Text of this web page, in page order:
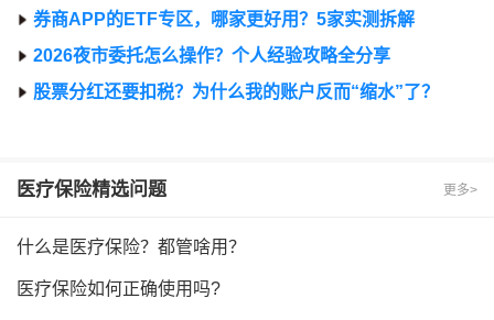
券商APP的ETF专区，哪家更好用？5家实测拆解
2026夜市委托怎么操作？个人经验攻略全分享
股票分红还要扣税？为什么我的账户反而“缩水”了？
医疗保险精选问题 更多>
什么是医疗保险？都管啥用？
医疗保险如何正确使用吗?